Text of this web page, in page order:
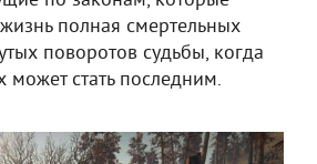
полная смертельных
поворотов судьбы, когда
может стать последним.